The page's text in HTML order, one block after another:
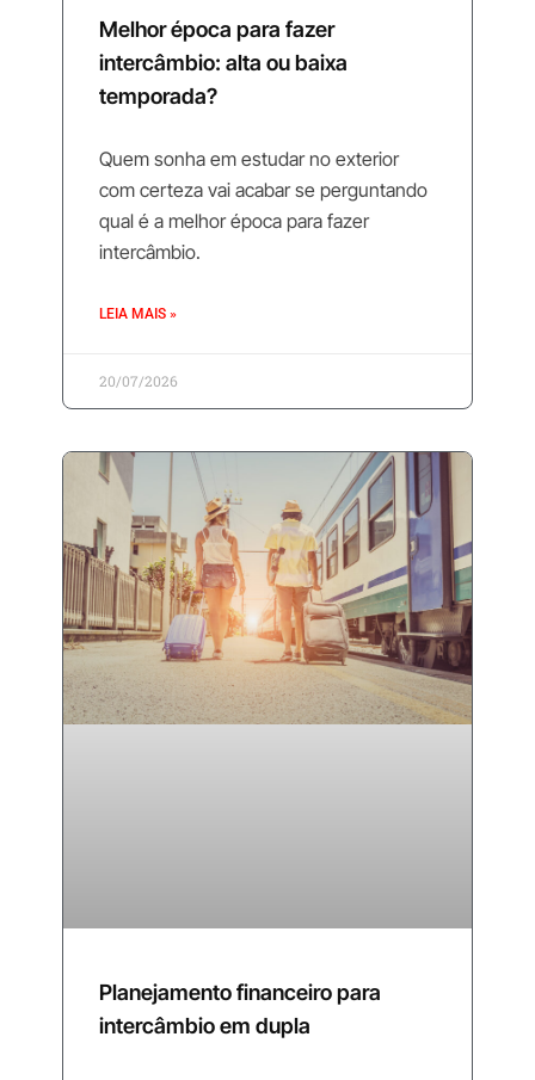
Melhor época para fazer
intercâmbio: alta ou baixa
temporada?
Quem sonha em estudar no exterior
com certeza vai acabar se perguntando
qual é a melhor época para fazer
intercâmbio.
LEIA MAIS »
20/07/2026
Planejamento financeiro para
intercâmbio em dupla